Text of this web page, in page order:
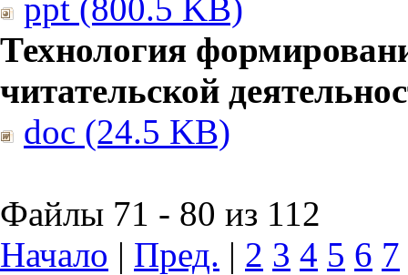
ppt (800.5 KB)
Технология
читательской
doc (24.5 KB)
Файлы 71 - 80 из 112
Начало | Пред. | 2 3 4 5 6 7